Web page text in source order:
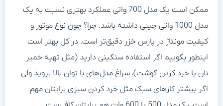
ممکن است یک مدل 700 واتی عملکرد بهتری نسبت به یک
مدل 1000 واتی چینی داشته باشد. چرا؟ چون نوع موتور و
کیفیت مونتاژ در پارس خزر دقیق‌تر است. در کل بهتر است
اینطور بگوییم اگر استفاده سنگینی دارید (مثل تهیه خمیر
نان یا خرد کردن گوشت)، سراغ مدل‌های با توان بالا بروید ولی
اگر بیشتر کارهای سبک مثل خرد کردن سبزی برایتان مهم